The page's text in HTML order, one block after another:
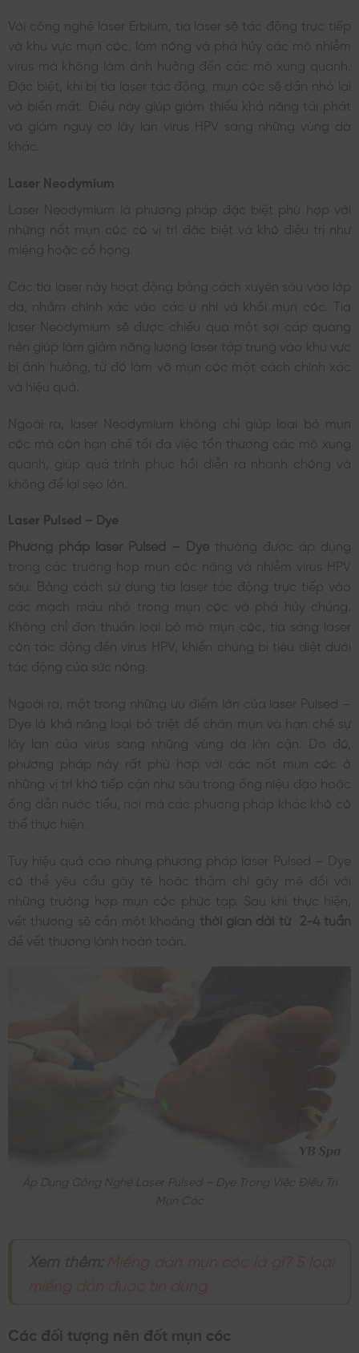
Với công nghệ laser Erbium, tia laser sẽ tác động trực tiếp
và khu vực mụn cóc, làm nóng và phá hủy các mô nhiễm
virus mà không làm ảnh hưởng đến các mô xung quanh.
Đặc biệt, khi bị tia laser tác động, mụn cóc sẽ dần nhỏ lại
và biến mất. Điều này giúp giảm thiểu khả năng tái phát
và giảm nguy cơ lây lan virus HPV sang những vùng da
khác.
Laser Neodymium
Laser Neodymium là phương pháp đặc biệt phù hợp với
những nốt mụn cóc có vị trí đặc biệt và khó điều trị như
miệng hoặc cổ họng.
Các tia laser này hoạt động bằng cách xuyên sâu vào lớp
da, nhắm chính xác vào các u nhí và khối mụn cóc. Tia
laser Neodymium sẽ được chiếu qua một sợi cáp quang
nên giúp làm giảm năng lượng laser tập trung vào khu vực
bị ảnh hưởng, từ đó làm vỡ mụn cóc một cách chính xác
và hiệu quả.
Ngoài ra, laser Neodymium không chỉ giúp loại bỏ mụn
cóc mà còn hạn chế tối đa việc tổn thương các mô xung
quanh, giúp quá trình phục hồi diễn ra nhanh chóng và
không để lại sẹo lớn.
Laser Pulsed – Dye
Phương pháp laser Pulsed – Dye thường được áp dụng
trong các trường hợp mụn cóc nặng và nhiễm virus HPV
sâu. Bằng cách sử dụng tia laser tác động trực tiếp vào
các mạch máu nhỏ trong mụn cóc và phá hủy chúng.
Không chỉ đơn thuần loại bỏ mô mụn cóc, tia sáng laser
còn tác động đến virus HPV, khiến chúng bị tiêu diệt dưới
tác động của sức nóng.
Ngoài ra, một trong những ưu điểm lớn của laser Pulsed –
Dye là khả năng loại bỏ triệt để chân mụn và hạn chế sự
lây lan của virus sang những vùng da lân cận. Do đó,
phương pháp này rất phù hợp với các nốt mụn cóc ở
những vị trí khó tiếp cận như sâu trong ống niệu đạo hoặc
ống dẫn nước tiểu, nơi mà các phương pháp khác khó có
thể thực hiện.
Tuy hiệu quả cao nhưng phương pháp laser Pulsed – Dye
có thể yêu cầu gây tê hoặc thậm chí gây mê đối với
những trường hợp mụn cóc phức tạp. Sau khi thực hiện,
vết thương sẽ cần một khoảng thời gian dài từ 2-4 tuần
để vết thương lành hoàn toàn.
Áp Dụng Công Nghệ Laser Pulsed – Dye Trong Việc Điều Trị
Mụn Cóc
Các đối tượng nên đốt mụn cóc